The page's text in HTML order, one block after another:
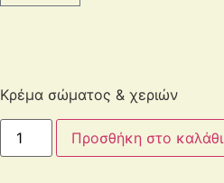
Κρέμα σώματος & χεριών
Chocolate
Banana
ποσότητα
Προσθήκη στο καλάθι